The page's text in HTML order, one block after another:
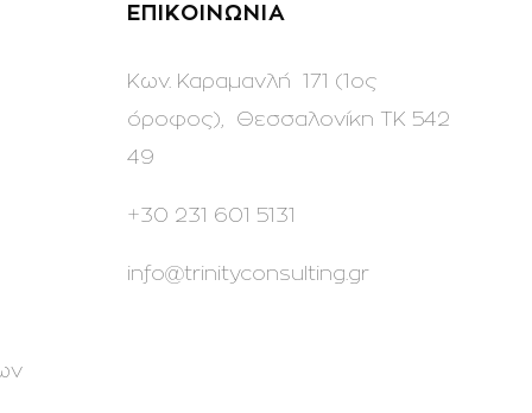
ΕΠΙΚΟΙΝΩΝΙΑ
Κων. Καραμανλή 171 (1ος
όροφος), Θεσσαλονίκη ΤΚ 542
49
+30 231 601 5131
info@trinityconsulting.gr